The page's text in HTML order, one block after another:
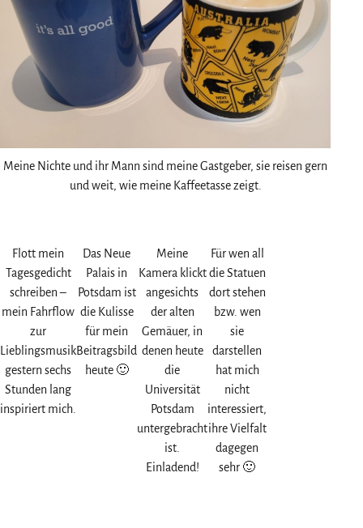
Meine Nichte und ihr Mann sind meine Gastgeber, sie reisen gern
und weit, wie meine Kaffeetasse zeigt.
Flott mein
Tagesgedicht
schreiben –
mein Fahrflow
zur
Lieblingsmusik
gestern sechs
Stunden lang
inspiriert mich.
Das Neue
Palais in
Potsdam ist
die Kulisse
für mein
Beitragsbild
heute 🙂
Meine
Kamera klickt
angesichts
der alten
Gemäuer, in
denen heute
die
Universität
Potsdam
untergebracht
ist.
Einladend!
Für wen all
die Statuen
dort stehen
bzw. wen
sie
darstellen
hat mich
nicht
interessiert,
ihre Vielfalt
dagegen
sehr 🙂